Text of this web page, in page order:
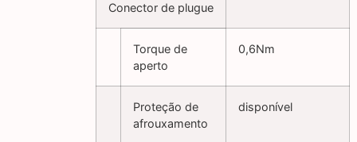
Conector de plugue
Torque de
aperto
0,6Nm
Proteção de
afrouxamento
disponível